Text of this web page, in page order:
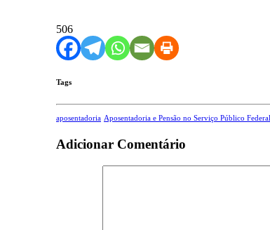
506
Tags
aposentadoria Aposentadoria e Pensão no Serviço Público Federal
Adicionar Comentário